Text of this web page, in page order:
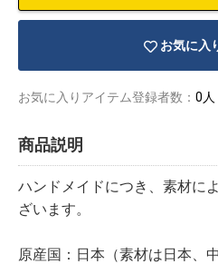
お気に入
お気に入りアイテム登録者数： 0人
商品説明
ハンドメイドにつき、素材に
ざいます。
原産国：日本（素材は日本、
イラストレ
アダルトグ